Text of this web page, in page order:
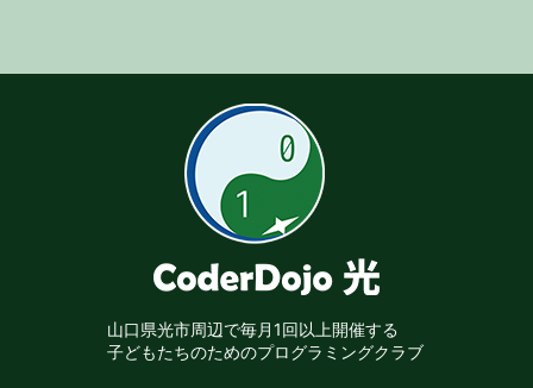
山口県光市周辺で毎月1回以上開催する
子どもたちのためのプログラミングクラブ